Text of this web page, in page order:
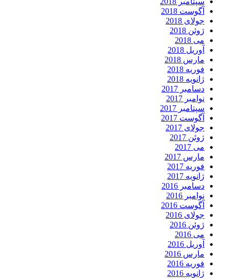
آگوست 2018
جولای 2018
ژوئن 2018
می 2018
آوریل 2018
مارس 2018
فوریه 2018
ژانویه 2018
دسامبر 2017
نوامبر 2017
سپتامبر 2017
آگوست 2017
جولای 2017
ژوئن 2017
می 2017
مارس 2017
فوریه 2017
ژانویه 2017
دسامبر 2016
نوامبر 2016
آگوست 2016
جولای 2016
ژوئن 2016
می 2016
آوریل 2016
مارس 2016
فوریه 2016
ژانویه 2016